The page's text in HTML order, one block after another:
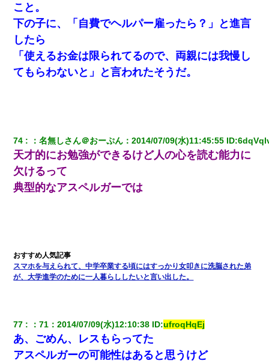
【驚愕】私「今まで育てた分のお金返してね(冗談)」息子「はい、
3000万円」→数年後。私「妹が病気になったから援助して欲し
い」→
子供の頃、母の弟にイタズラされてて中学に入ってから関係を持
ってしまった。拒絶したら「全部バラしてやる」と脅迫されたの
で両親に全部話した。
「お前の父ちゃんは自宅警備員」とかからかわれたけど、実はと
んでもない仕事に就いていた
われて…
男だけどリベンジポノレノの被害者になって未だに人生が立ち直
せない
こと。
下の子に、「自費でヘルパー雇ったら？」と進言
したら
「使えるお金は限られてるので、両親には我慢し
てもらわないと」と言われたそうだ。
74 ：名無しさん＠おーぷん ：2014/07/09(水)11:45:55 ID:
天才的にお勉強ができるけど人の心を読む能力に
欠けるって
典型的なアスペルガーでは
スマホを与えられて、中学卒業する頃にはすっかり女叩きに洗脳された弟
が、大学進学のために一人暮らししたいと言い出した。
77 ：71 ：2014/07/09(水)12:10:38 ID:ufroqHqEj
あ、ごめん、レスもらってた
アスペルガーの可能性はあると思うけど